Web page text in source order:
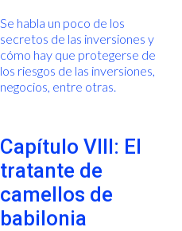
Se habla un poco de los
secretos de las inversiones y
cómo hay que protegerse de
los riesgos de las inversiones,
negocios, entre otras.
Capítulo VIII: El
tratante de
camellos de
babilonia